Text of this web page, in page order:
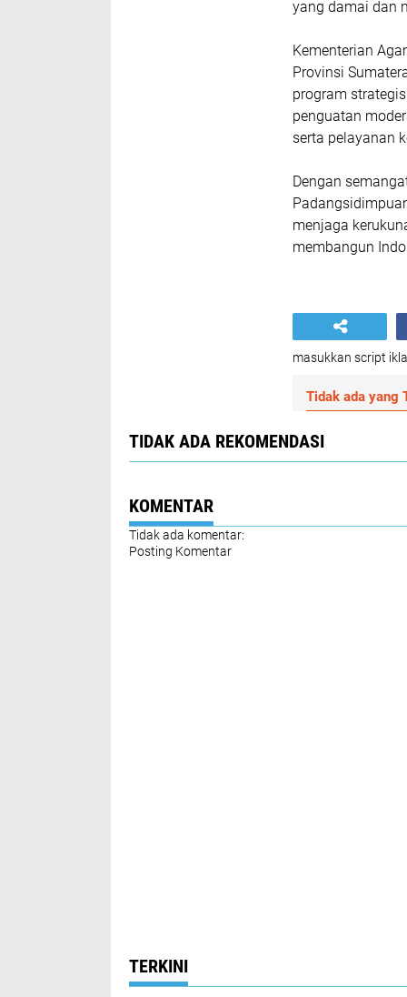
yang damai dan
Kementerian
Provinsi
program
penguatan
serta pelayanan
Dengan
menjaga
membangun
masukkan script
Tidak ada yang
TIDAK ADA REKOMENDASI
KOMENTAR
Tidak ada komentar:
Posting Komentar
TERKINI